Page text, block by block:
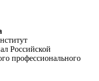
Российской
профессионального